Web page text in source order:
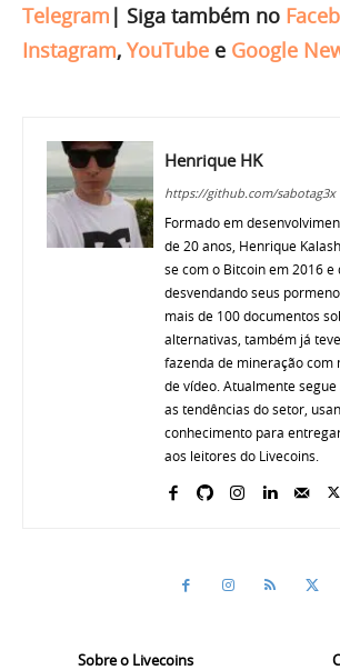
Telegram | Siga também no
Instagram, YouTube e Google
Henrique HK
https://github.com/sabotag3x
Formado em
de 20 anos, Henrique
se com o Bitcoin em 2016 e
desvendando seus
mais de 100 documentos
alternativas, também já
fazenda de mineração com
de vídeo. Atualmente
as tendências do setor,
conhecimento para
aos leitores do Livecoins.
Sobre o Livecoins